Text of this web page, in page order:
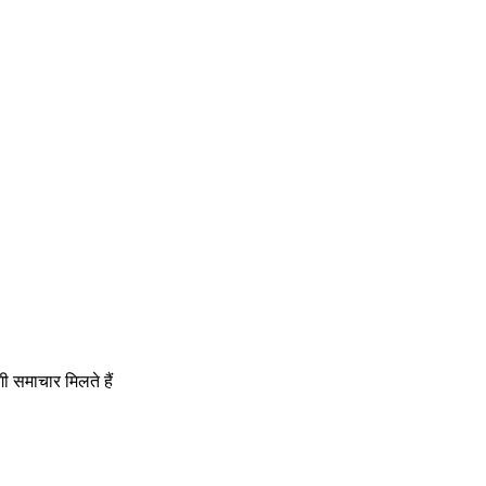
समाचार मिलते हैं